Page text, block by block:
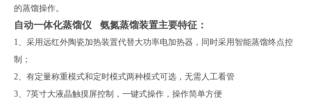
的蒸馏操作。
自动一体化蒸馏仪 氨氮蒸馏装置主要特征：
1、采用远红外陶瓷加热装置代替大功率电加热器，同时采用智能蒸馏终点控
制；
2、有定量称重模式和定时模式两种模式可选，无需人工看管
3、7英寸大液晶触摸屏控制，一键式操作，操作简单方便